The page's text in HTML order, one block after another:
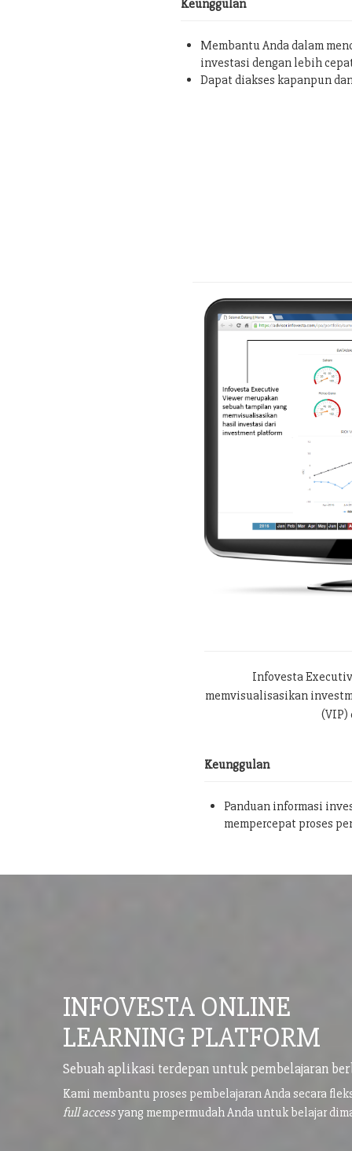
Keunggulan
Membantu Anda dalam
investasi dengan lebih
Dapat diakses kapanpun
Infovesta
memvisualisasikan
(VIP)
Keunggulan
Panduan informasi
mempercepat proses
INFOVESTA ONLINE
LEARNING PLATFORM
Sebuah aplikasi terdepan untuk pembelajaran
Kami membantu proses pembelajaran Anda secara
full accessyang mempermudah Anda untuk belajar